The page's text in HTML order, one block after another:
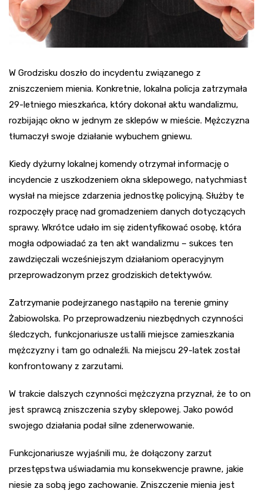
W Grodzisku doszło do incydentu związanego z
zniszczeniem mienia. Konkretnie, lokalna policja zatrzymała
29-letniego mieszkańca, który dokonał aktu wandalizmu,
rozbijając okno w jednym ze sklepów w mieście. Mężczyzna
tłumaczył swoje działanie wybuchem gniewu.
Kiedy dyżurny lokalnej komendy otrzymał informację o
incydencie z uszkodzeniem okna sklepowego, natychmiast
wysłał na miejsce zdarzenia jednostkę policyjną. Służby te
rozpoczęły pracę nad gromadzeniem danych dotyczących
sprawy. Wkrótce udało im się zidentyfikować osobę, która
mogła odpowiadać za ten akt wandalizmu – sukces ten
zawdzięczali wcześniejszym działaniom operacyjnym
przeprowadzonym przez grodziskich detektywów.
Zatrzymanie podejrzanego nastąpiło na terenie gminy
Żabiowolska. Po przeprowadzeniu niezbędnych czynności
śledczych, funkcjonariusze ustalili miejsce zamieszkania
mężczyzny i tam go odnaleźli. Na miejscu 29-latek został
konfrontowany z zarzutami.
W trakcie dalszych czynności mężczyzna przyznał, że to on
jest sprawcą zniszczenia szyby sklepowej. Jako powód
swojego działania podał silne zdenerwowanie.
Funkcjonariusze wyjaśnili mu, że dołączony zarzut
przestępstwa uświadamia mu konsekwencje prawne, jakie
niesie za sobą jego zachowanie. Zniszczenie mienia jest